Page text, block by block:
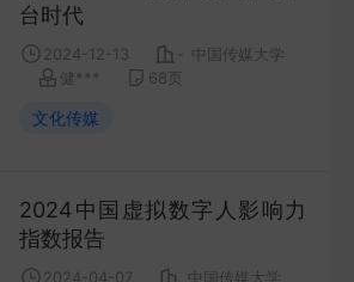
台时代
2024-12-13
中国传媒大学
健***
68 页
文化传媒
2024中国虚拟数字人影响力
指数报告
2024-04-07 中国传媒大学